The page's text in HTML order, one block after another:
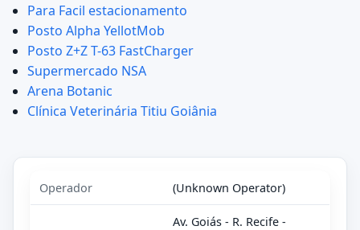
Para Facil estacionamento
Posto Alpha YellotMob
Posto Z+Z T-63 FastCharger
Supermercado NSA
Arena Botanic
Clínica Veterinária Titiu Goiânia
Operador (Unknown Operator)
Av. Goiás - R. Recife -